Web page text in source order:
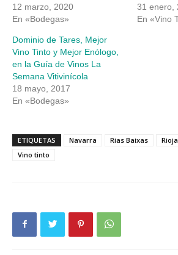
12 marzo, 2020
En «Bodegas»
31 enero,
En «Vino
Dominio de Tares, Mejor
Vino Tinto y Mejor Enólogo,
en la Guía de Vinos La
Semana Vitivinícola
18 mayo, 2017
En «Bodegas»
ETIQUETAS Navarra Rias Baixas Rioja
Vino tinto